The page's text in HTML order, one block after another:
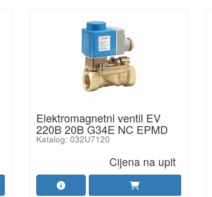
Elektromagnetni ventil EV
220B 20B G34E NC EPMD
Katalog: 032U7120
Cijena na upit